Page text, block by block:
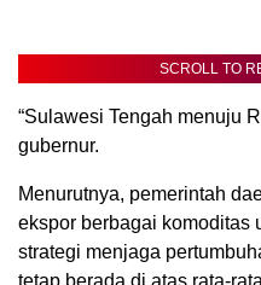
SCROLL TO
“Sulawesi Tengah menuju
gubernur.
Menurutnya, pemerintah
ekspor berbagai komoditas
strategi menjaga